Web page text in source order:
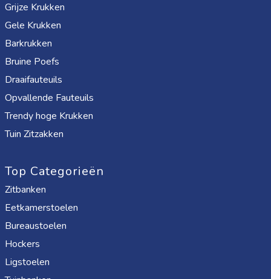
Grijze Krukken
Gele Krukken
Barkrukken
Bruine Poefs
Draaifauteuils
Opvallende Fauteuils
Trendy hoge Krukken
Tuin Zitzakken
Top Categorieën
Zitbanken
Eetkamerstoelen
Bureaustoelen
Hockers
Ligstoelen